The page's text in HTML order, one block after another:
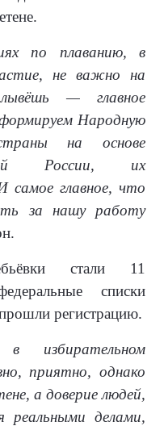
по плаванию, в
не важно на
— главное
Народную
на основе
России, их
самое главное, что
за нашу работу
стали 11
списки
регистрацию.
избирательном
приятно, однако
а доверие людей,
реальными делами,